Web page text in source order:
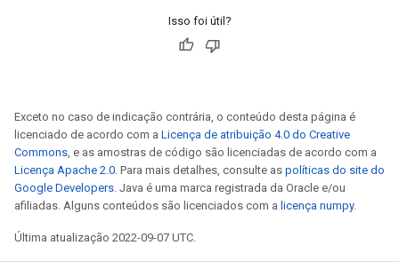
Isso foi útil?
Exceto no caso de indicação contrária, o conteúdo desta página é
licenciado de acordo com a Licença de atribuição 4.0 do Creative
Commons, e as amostras de código são licenciadas de acordo com a
Licença Apache 2.0. Para mais detalhes, consulte as políticas do site do
Google Developers. Java é uma marca registrada da Oracle e/ou
afiliadas. Alguns conteúdos são licenciados com a licença numpy.
Última atualização 2022-09-07 UTC.